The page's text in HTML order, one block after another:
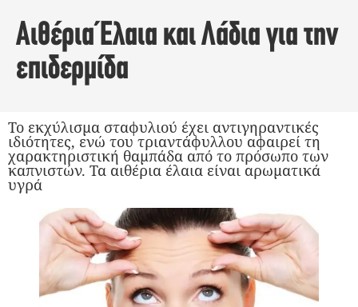
Αιθέρια Έλαια και Λάδια για την
επιδερμίδα
Το εκχύλισμα σταφυλιού έχει αντιγηραντικές
ιδιότητες, ενώ του τριαντάφυλλου αφαιρεί τη
χαρακτηριστική θαμπάδα από το πρόσωπο των
καπνιστών. Τα αιθέρια έλαια είναι αρωματικά
υγρά